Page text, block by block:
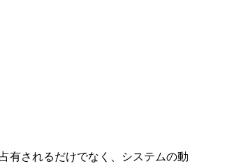
有されるだけでなく、システムの動